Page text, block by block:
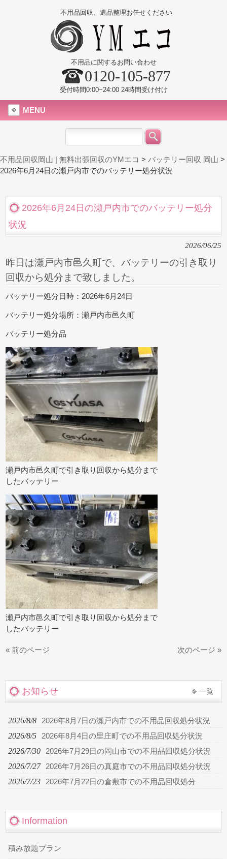
不用品回収、遺品整理お任せください
不用品に関するお問い合わせ
0120-105-877
受付時間0:00~24:00 24時間受け付け
MENU
不用品回収岡山 | 無料出張回収のYMエコ > バッテリー回収 岡山 >
2026年6月24日の瀬戸内市でのバッテリー処分状況
2026年6月24日の瀬戸内市でのバッテリー処分
状況
2026/06/25
昨日は瀬戸内市邑久町で、バッテリーの引き取り
回収から処分まで致しました。
バッテリー処分日時：2026年6月24日
バッテリー処分場所：瀬戸内市邑久町
バッテリー処分品
瀬戸内市邑久町で引き取り回収から処分まで
したバッテリー
瀬戸内市邑久町で引き取り回収から処分まで
したバッテリー
« 前のページ 次のページ »
お知らせ 一覧
2026/8/8 2026年8月7日の瀬戸内市での不用品回収処分状況
2026/8/5 2026年8月4日の里庄町での不用品回収処分状況
2026/7/30 2026年7月29日の岡山市での不用品回収処分状況
2026/7/27 2026年7月26日の真庭市での不用品回収処分状況
2026/7/23 2026年7月22日の倉敷市での不用品回収処分
Information
積み放題プラン